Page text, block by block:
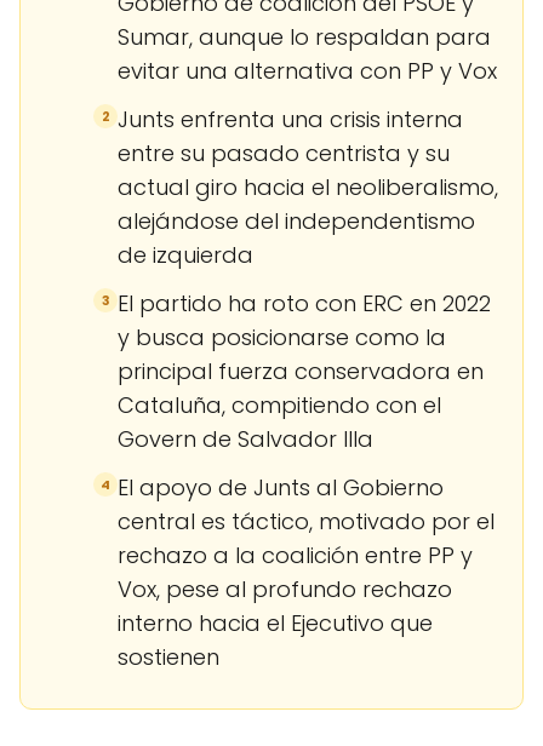
Sumar, aunque lo respaldan para
evitar una alternativa con PP y Vox
2 Junts enfrenta una crisis interna
entre su pasado centrista y su
actual giro hacia el neoliberalismo,
alejándose del independentismo
de izquierda
3 El partido ha roto con ERC en 2022
y busca posicionarse como la
principal fuerza conservadora en
Cataluña, compitiendo con el
Govern de Salvador Illa
4 El apoyo de Junts al Gobierno
central es táctico, motivado por el
rechazo a la coalición entre PP y
Vox, pese al profundo rechazo
interno hacia el Ejecutivo que
sostienen